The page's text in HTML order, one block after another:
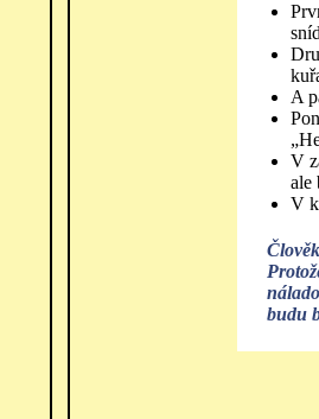
A
V
ale
V
budu